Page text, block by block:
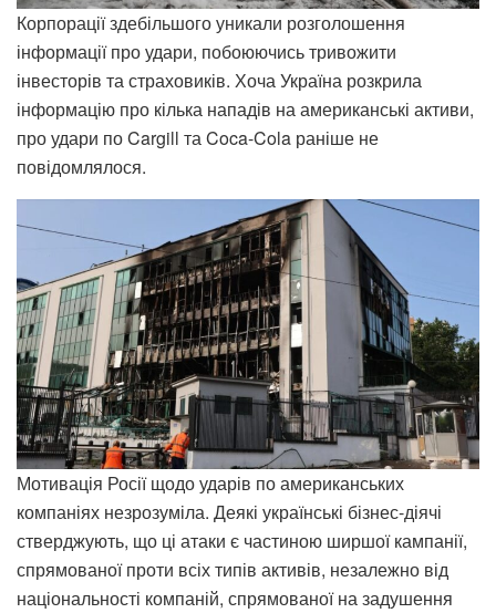
Корпорації здебільшого уникали розголошення
інформації про удари, побоюючись тривожити
інвесторів та страховиків. Хоча Україна розкрила
інформацію про кілька нападів на американські активи,
про удари по Cargill та Coca-Cola раніше не
повідомлялося.
Мотивація Росії щодо ударів по американських
компаніях незрозуміла. Деякі українські бізнес-діячі
стверджують, що ці атаки є частиною ширшої кампанії,
спрямованої проти всіх типів активів, незалежно від
національності компаній, спрямованої на задушення